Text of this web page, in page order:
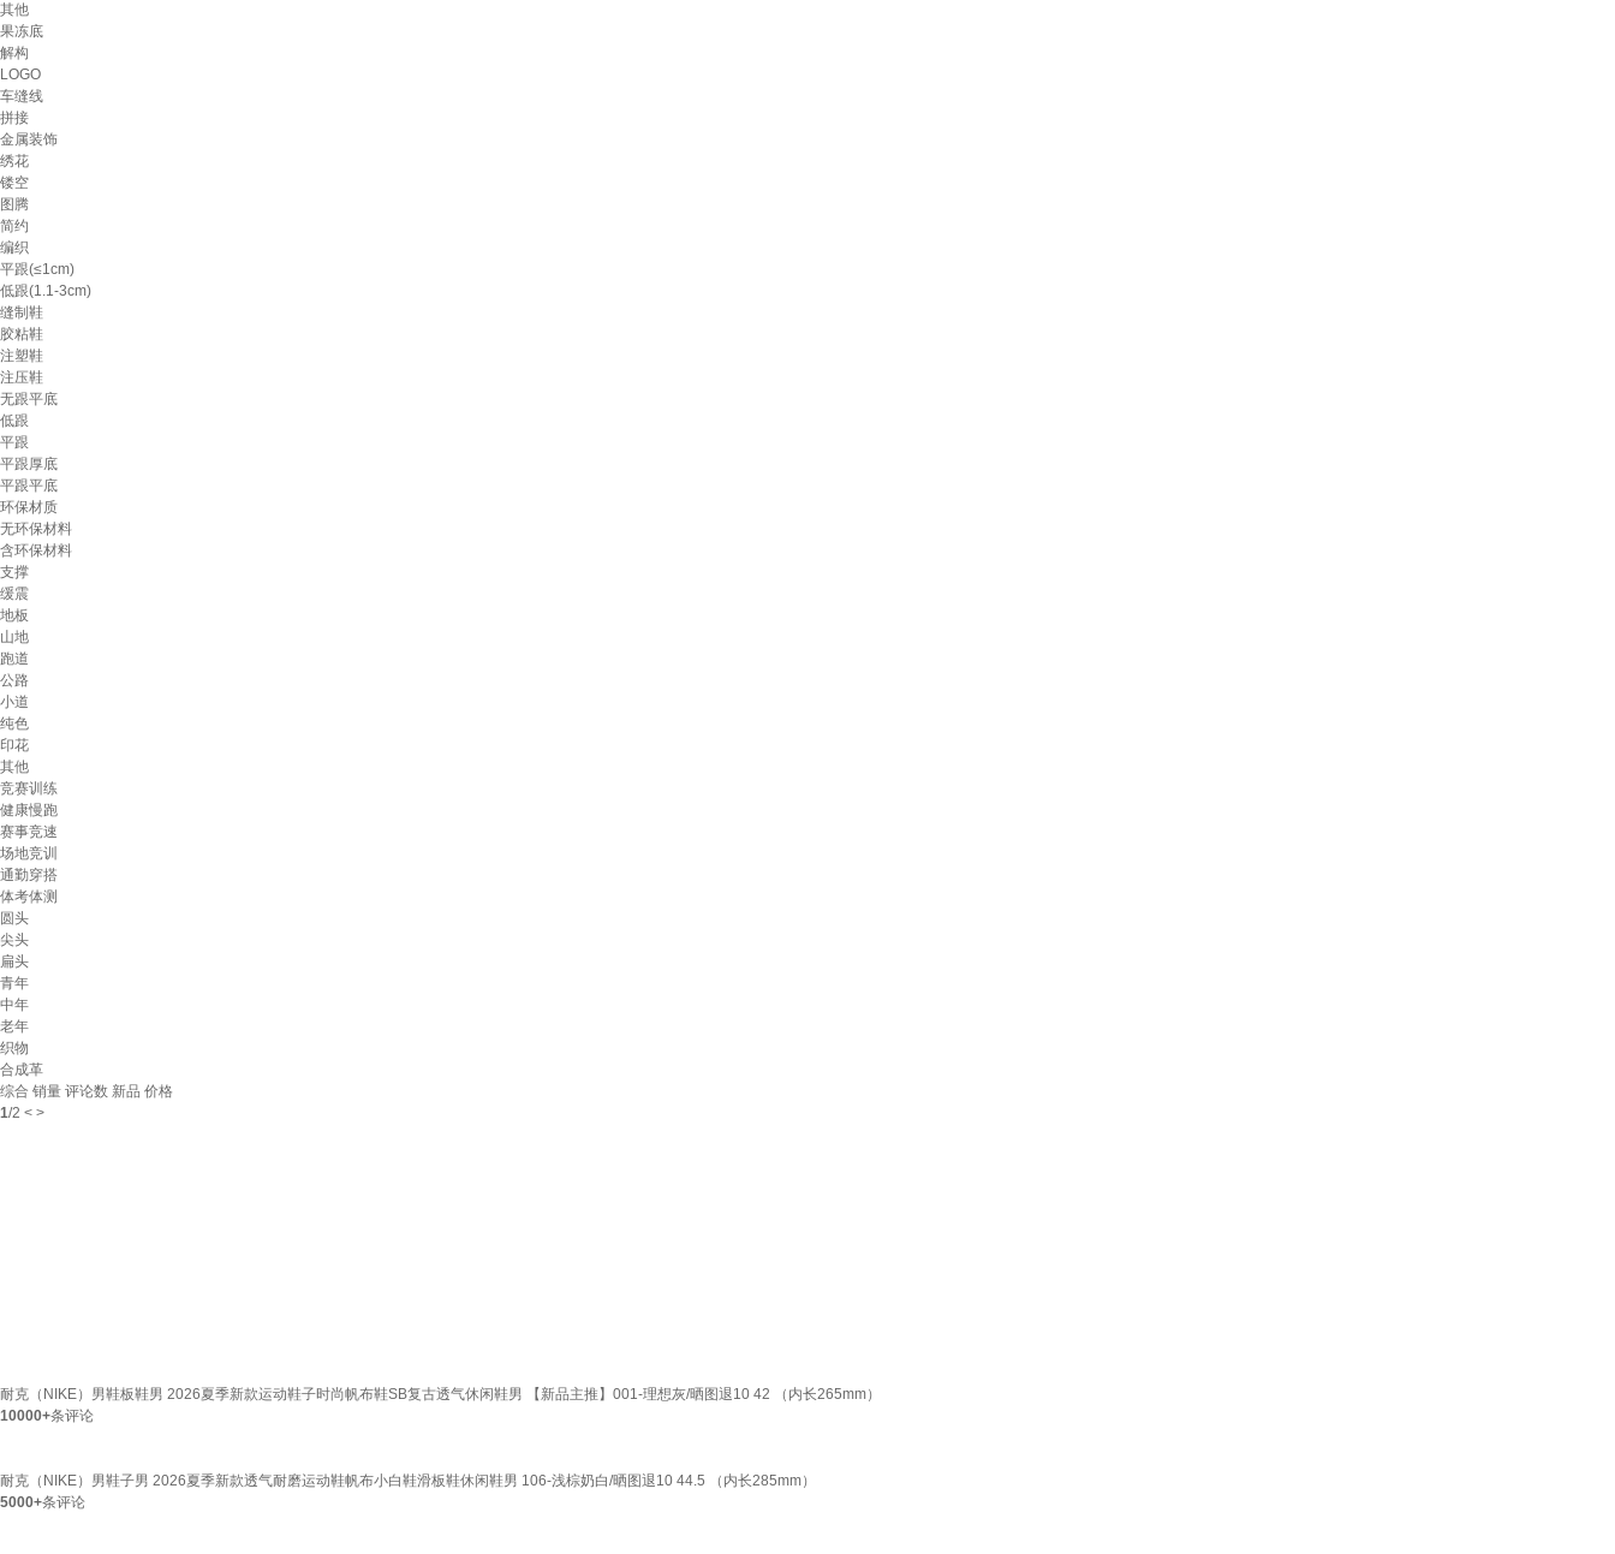
其他
果冻底
解构
LOGO
车缝线
拼接
金属装饰
绣花
镂空
图腾
简约
编织
平跟(≤1cm)
低跟(1.1-3cm)
缝制鞋
胶粘鞋
注塑鞋
注压鞋
无跟平底
低跟
平跟
平跟厚底
平跟平底
环保材质
无环保材料
含环保材料
支撑
缓震
地板
山地
跑道
公路
小道
纯色
印花
其他
竞赛训练
健康慢跑
赛事竞速
场地竞训
通勤穿搭
体考体测
圆头
尖头
扁头
青年
中年
老年
织物
合成革
综合 销量 评论数 新品 价格
1/2 < >
耐克（NIKE）男鞋板鞋男 2026夏季新款运动鞋子时尚帆布鞋SB复古透气休闲鞋男 【新品主推】001-理想灰/晒图退10 42 （内长265mm）
10000+条评论
耐克（NIKE）男鞋子男 2026夏季新款透气耐磨运动鞋帆布小白鞋滑板鞋休闲鞋男 106-浅棕奶白/晒图退10 44.5 （内长285mm）
5000+条评论